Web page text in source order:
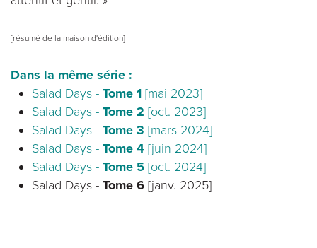
[résumé de la maison d'édition]
Dans la même série :
Salad Days - Tome 1 [mai 2023]
Salad Days - Tome 2 [oct. 2023]
Salad Days - Tome 3 [mars 2024]
Salad Days - Tome 4 [juin 2024]
Salad Days - Tome 5 [oct. 2024]
Salad Days - Tome 6 [janv. 2025]